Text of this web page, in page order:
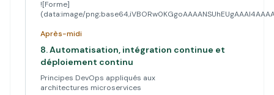
![Forme]
(data:image/
Après-midi
8.Automatisation, intégration continue et
déploiement continu
Principes DevOps appliqués aux
architectures microservices